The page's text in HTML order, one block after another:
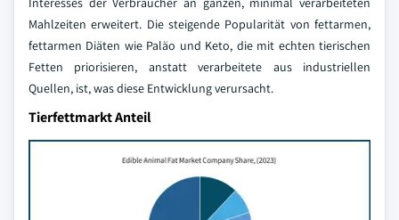
Mahlzeiten erweitert. Die steigende Popularität von fettarmen,
fettarmen Diäten wie Paläo und Keto, die mit echten tierischen
Fetten priorisieren, anstatt verarbeitete aus industriellen
Quellen, ist, was diese Entwicklung verursacht.
Tierfettmarkt Anteil